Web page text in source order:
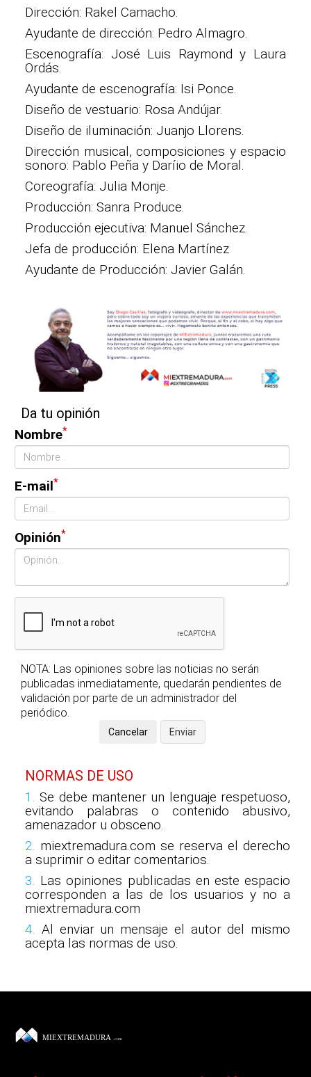
Dirección: Rakel Camacho.
Ayudante de dirección: Pedro Almagro.
Escenografía: José Luis Raymond y Laura
Ordás.
Ayudante de escenografía: Isi Ponce.
Diseño de vestuario: Rosa Andújar.
Diseño de iluminación: Juanjo Llorens.
Dirección musical, composiciones y espacio
sonoro: Pablo Peña y Daríio de Moral.
Coreografía: Julia Monje.
Producción: Sanra Produce.
Producción ejecutiva: Manuel Sánchez.
Jefa de producción: Elena Martínez
Ayudante de Producción: Javier Galán.
Da tu opinión
Nombre*
E-mail*
Opinión*
NOTA: Las opiniones sobre las noticias no serán
publicadas inmediatamente, quedarán pendientes de
validación por parte de un administrador del
periódico.
NORMAS DE USO
1. Se debe mantener un lenguaje respetuoso,
evitando palabras o contenido abusivo,
amenazador u obsceno.
2. miextremadura.com se reserva el derecho
a suprimir o editar comentarios.
3. Las opiniones publicadas en este espacio
corresponden a las de los usuarios y no a
miextremadura.com
4. Al enviar un mensaje el autor del mismo
acepta las normas de uso.